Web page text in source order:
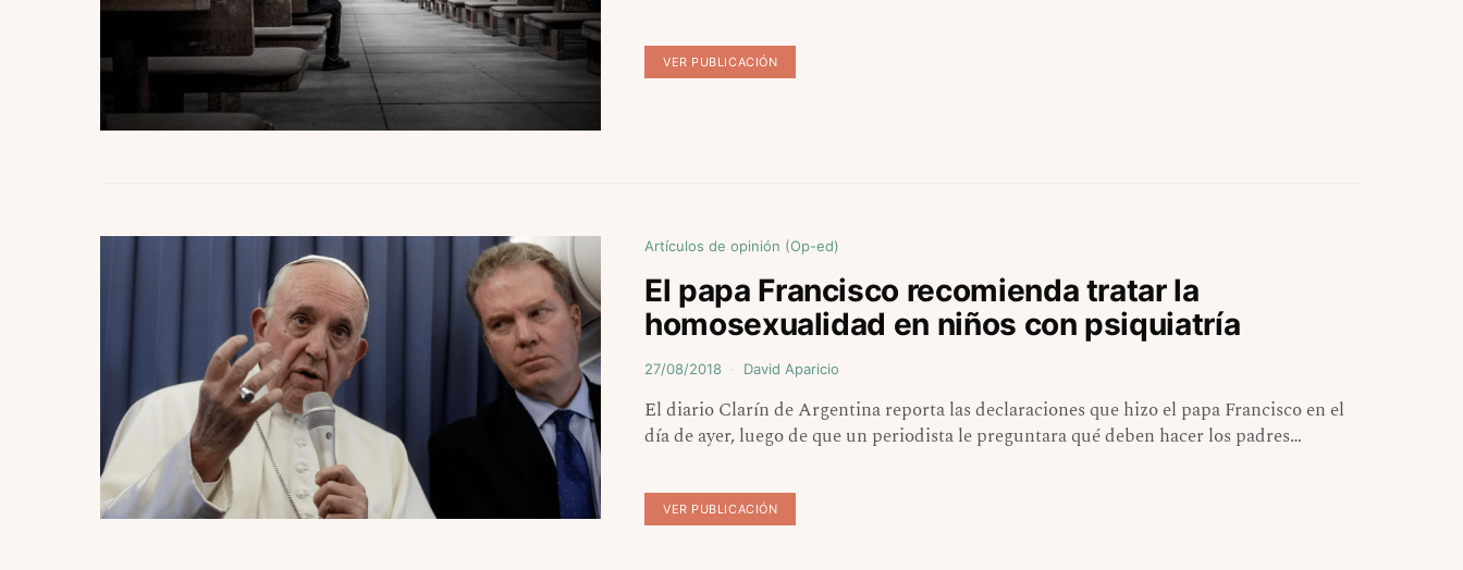
VER PUBLICACIÓN
Artículos de opinión (Op-ed)
El papa Francisco recomienda tratar la
homosexualidad en niños con psiquiatría
27/08/2018 David Aparicio
El diario Clarín de Argentina reporta las declaraciones que hizo el papa Francisco en el
día de ayer, luego de que un periodista le preguntara qué deben hacer los padres…
VER PUBLICACIÓN